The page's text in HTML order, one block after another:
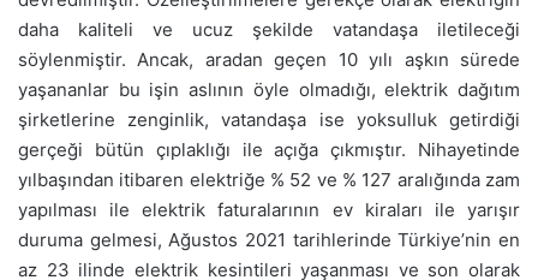
daha kaliteli ve ucuz şekilde vatandaşa iletileceği
söylenmiştir. Ancak, aradan geçen 10 yılı aşkın sürede
yaşananlar bu işin aslının öyle olmadığı, elektrik dağıtım
şirketlerine zenginlik, vatandaşa ise yoksulluk getirdiği
gerçeği bütün çıplaklığı ile açığa çıkmıştır. Nihayetinde
yılbaşından itibaren elektriğe % 52 ve % 127 aralığında zam
yapılması ile elektrik faturalarının ev kiraları ile yarışır
duruma gelmesi, Ağustos 2021 tarihlerinde Türkiye’nin en
az 23 ilinde elektrik kesintileri yaşanması ve son olarak